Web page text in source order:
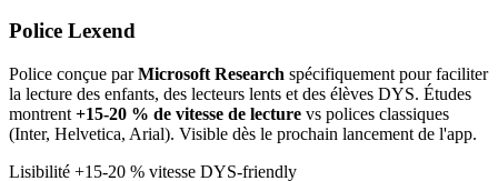
Police Lexend
Police conçue parMicrosoft Research spécifiquement pour faciliter
la lecture des enfants, des lecteurs lents et des élèves DYS. Études
montrent +15-20 % de vitesse de lecture vs polices classiques
(Inter, Helvetica, Arial). Visible dès le prochain lancement de l'app.
Lisibilité +15-20 % vitesse DYS-friendly